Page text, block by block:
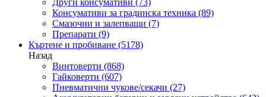
Други консумативи (73)
Консумативи за градинска техника (89)
Смазочни и залепващи (7)
Препарати (9)
Къртене и пробиване (5178)
Назад
Винтоверти (868)
Гайковерти (607)
Пневматични чукове/секачи (27)